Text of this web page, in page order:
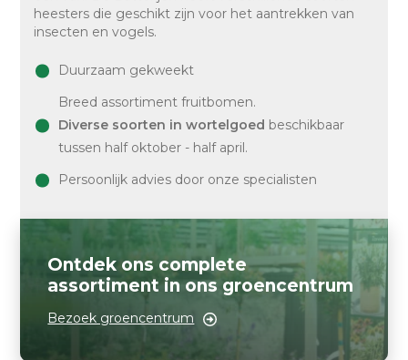
heesters die geschikt zijn voor het aantrekken van
insecten en vogels.
Duurzaam gekweekt
Breed assortiment fruitbomen.
Diverse soorten in wortelgoed beschikbaar
tussen half oktober - half april.
Persoonlijk advies door onze specialisten
Ontdek ons complete
assortiment in ons groencentrum
Bezoek groencentrum